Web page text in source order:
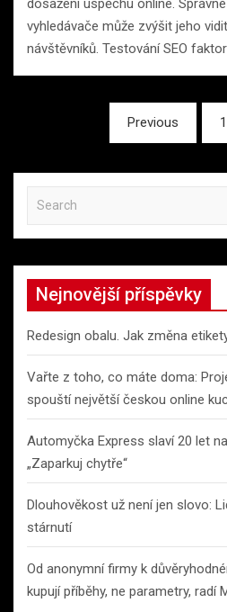
dosažení úspěchu online.
vyhledávače může zvýšit jeho
návštěvníků. Testování SEO
Stránkování
příspěvků
Previous 1
a
r
h
Nejnovější příspěvky
Redesign obalu. Jak změna
Vařte z toho, co máte doma:
spouští největší českou online
Automyčka Express slaví 20 let
„Zaparkuj chytře“
Dlouhověkost už není jen slovo:
stárnutí
Od anonymní firmy k
kupují příběhy, ne parametry, radí